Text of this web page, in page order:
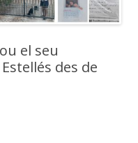
el seu
des de